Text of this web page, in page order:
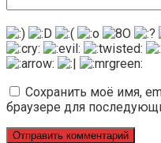
Сохранить моё имя,
браузере для